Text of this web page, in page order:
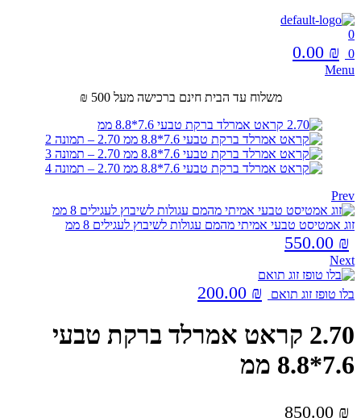
0
0
0.00 ₪
Menu
משלוח עד הבית חינם ברכישה מעל 500 ₪
Prev
זוג אמטיסט טבעי אמיתי מהמם עגולות לשיבוץ לעגילים 8 ממ
550.00 ₪
Next
בלו טופז זוג תואם 200.00 ₪
2.70 קראט אמרלד ברקת טבעי
7.6*8.8 ממ
850.00 ₪